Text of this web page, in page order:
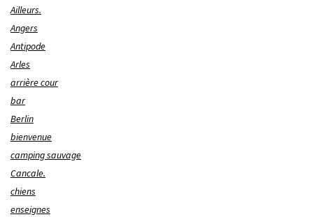
Ailleurs.
Angers
Antipode
Arles
arrière cour
bar
Berlin
bienvenue
camping sauvage
Cancale.
chiens
enseignes